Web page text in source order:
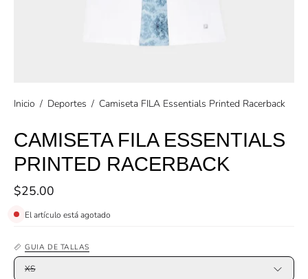
Inicio / Deportes / Camiseta FILA Essentials Printed Racerback
CAMISETA FILA ESSENTIALS
PRINTED RACERBACK
$25.00
El artículo está agotado
GUIA DE TALLAS
XS